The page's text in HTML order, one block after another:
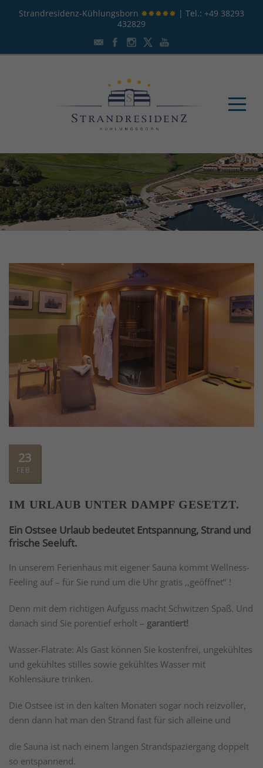
Strandresidenz-Kühlungsborn ✸✸✸✸✸ | Tel.: +49 38293
432829
23
FEB.
IM URLAUB UNTER DAMPF GESETZT.
Ein Ostsee Urlaub bedeutet Entspannung, Strand und
frische Seeluft.
In unserem Ferienhaus mit eigener Sauna kommt Wellness-
Feeling auf – für Sie rund um die Uhr gratis ,,geöffnet‘‘ !
Denn mit dem richtigen Aufguss macht Schwitzen Spaß. Und
danach sind Sie porentief erholt – garantiert!
Wasser-Flatrate: Als Gast können Sie kostenfrei, ungekühltes
und gekühltes stilles sowie gekühltes Wasser mit
Kohlensäure trinken.
Die Ostsee ist in den kalten Monaten sogar noch reizvoller,
denn dann hat man den Strand fast für sich alleine und
die Sauna ist nach einem langen Strandspaziergang doppelt
so entspannend.